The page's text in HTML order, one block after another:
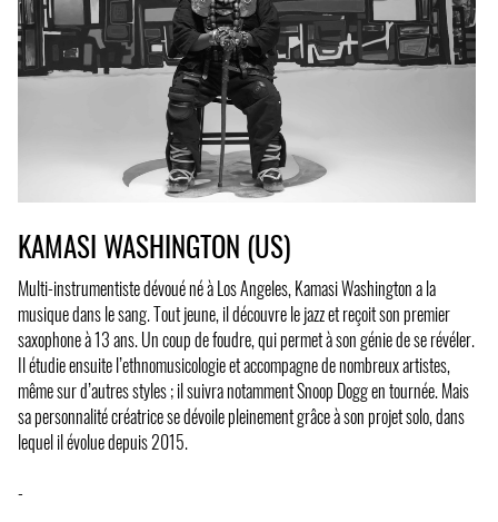
KAMASI WASHINGTON (US)
Multi-instrumentiste dévoué né à Los Angeles, Kamasi Washington a la
musique dans le sang. Tout jeune, il découvre le jazz et reçoit son premier
saxophone à 13 ans. Un coup de foudre, qui permet à son génie de se révéler.
Il étudie ensuite l’ethnomusicologie et accompagne de nombreux artistes,
même sur d’autres styles ; il suivra notamment Snoop Dogg en tournée. Mais
sa personnalité créatrice se dévoile pleinement grâce à son projet solo, dans
lequel il évolue depuis 2015.
-